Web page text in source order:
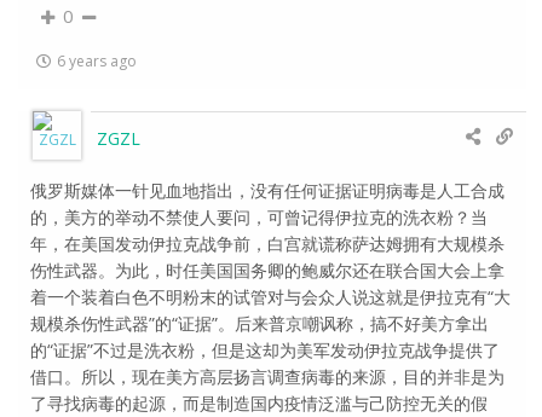
0
6 years ago
ZGZL
俄罗斯媒体一针见血地指出，没有任何证据证明病毒是人工合成
的，美方的举动不禁使人要问，可曾记得伊拉克的洗衣粉？当
年，在美国发动伊拉克战争前，白宫就谎称萨达姆拥有大规模杀
伤性武器。为此，时任美国国务卿的鲍威尔还在联合国大会上拿
着一个装着白色不明粉末的试管对与会众人说这就是伊拉克有“大
规模杀伤性武器”的“证据”。后来普京嘲讽称，搞不好美方拿出
的“证据”不过是洗衣粉，但是这却为美军发动伊拉克战争提供了
借口。所以，现在美方高层扬言调查病毒的来源，目的并非是为
了寻找病毒的起源，而是制造国内疫情泛滥与己防控无关的假